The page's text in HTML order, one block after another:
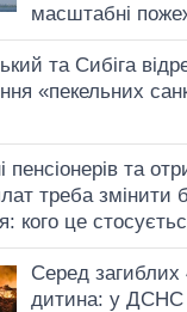
масштабні
та Сибіга
«пекельних
пенсіонерів та
треба змінити
кого це
Серед загиблих
дитина: у ДСНС